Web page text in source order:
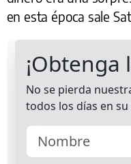
en esta época sale